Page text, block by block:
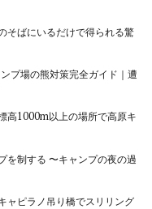
そばにいるだけで得られる驚
プ場の熊対策完全ガイド｜遭
高1000m以上の場所で高原キ
を制する 〜キャンプの夜の過
ャピラノ吊り橋でスリリング